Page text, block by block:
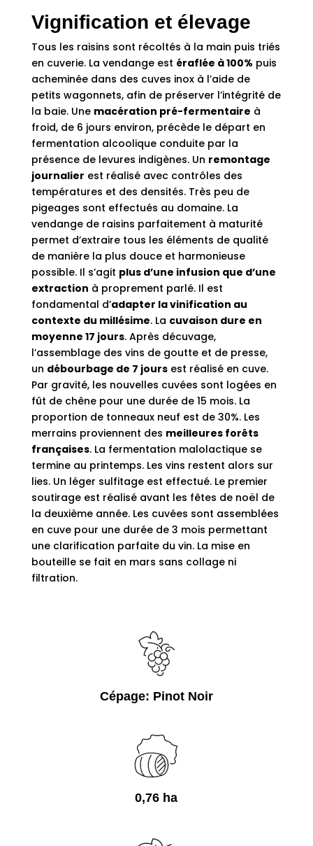
Vignification et élevage
Tous les raisins sont récoltés à la main puis triés
en cuverie. La vendange est éraflée à 100% puis
acheminée dans des cuves inox à l’aide de
petits wagonnets, afin de préserver l’intégrité de
la baie. Une macération pré-fermentaire à
froid, de 6 jours environ, précède le départ en
fermentation alcoolique conduite par la
présence de levures indigènes. Un remontage
journalier est réalisé avec contrôles des
températures et des densités. Très peu de
pigeages sont effectués au domaine. La
vendange de raisins parfaitement à maturité
permet d’extraire tous les éléments de qualité
de manière la plus douce et harmonieuse
possible. Il s’agit plus d’une infusion que d’une
extraction à proprement parlé. Il est
fondamental d’adapter la vinification au
contexte du millésime. La cuvaison dure en
moyenne 17 jours. Après décuvage,
l’assemblage des vins de goutte et de presse,
un débourbage de 7 joursest réalisé en cuve.
Par gravité, les nouvelles cuvées sont logées en
fût de chêne pour une durée de 15 mois. La
proportion de tonneaux neuf est de 30%. Les
merrains proviennent des meilleures forêts
françaises. La fermentation malolactique se
termine au printemps. Les vins restent alors sur
lies. Un léger sulfitage est effectué. Le premier
soutirage est réalisé avant les fêtes de noël de
la deuxième année. Les cuvées sont assemblées
en cuve pour une durée de 3 mois permettant
une clarification parfaite du vin. La mise en
bouteille se fait en mars sans collage ni
filtration.
Cépage: Pinot Noir
0,76 ha